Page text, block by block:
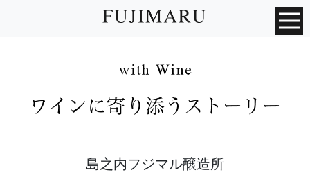
島之内フジマル醸造所